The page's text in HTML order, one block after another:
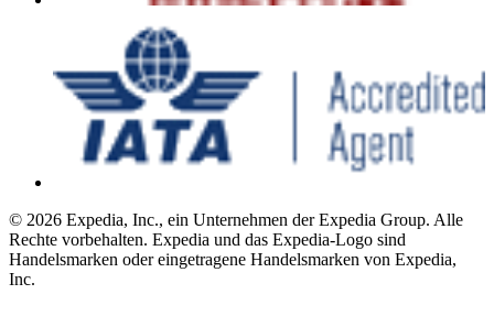
© 2026 Expedia, Inc., ein Unternehmen der Expedia Group. Alle
Rechte vorbehalten. Expedia und das Expedia-Logo sind
Handelsmarken oder eingetragene Handelsmarken von Expedia,
Inc.